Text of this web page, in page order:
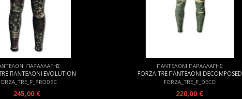
ΠΑΡΑΛΛΑΓΗΣ
ΠΑΝΤΕΛΟΝΙ EVOLUTION
245,00 €
ΠΑΝΤΕΛΟΝΙ ΠΑΡΑΛΛΑΓΗΣ
FORZA TRE ΠΑΝΤΕΛΟΝΙ DECOMPOSED
FORZA_TRE_P_DECO
220,00 €